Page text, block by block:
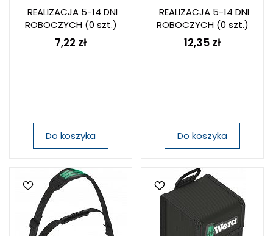
REALIZACJA 5-14 DNI
ROBOCZYCH(0 szt.)
7,22 zł
Do koszyka
REALIZACJA 5-14 DNI
ROBOCZYCH(0 szt.)
12,35 zł
Do koszyka